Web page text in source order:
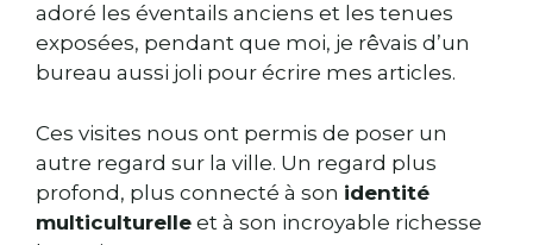
adoré les éventails anciens et les tenues
exposées, pendant que moi, je rêvais d’un
bureau aussi joli pour écrire mes articles.
Ces visites nous ont permis de poser un
autre regard sur la ville. Un regard plus
profond, plus connecté à son identité
multiculturelle et à son incroyable richesse